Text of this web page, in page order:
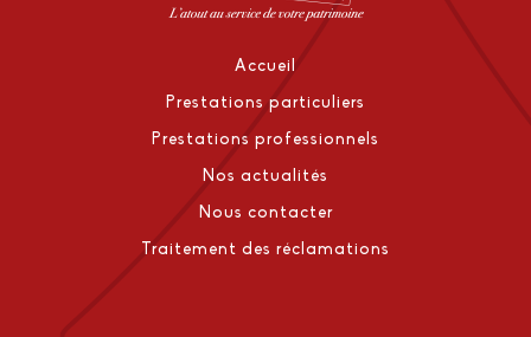
Accueil
Prestations particuliers
Prestations professionnels
Nos actualités
Nous contacter
Traitement des réclamations